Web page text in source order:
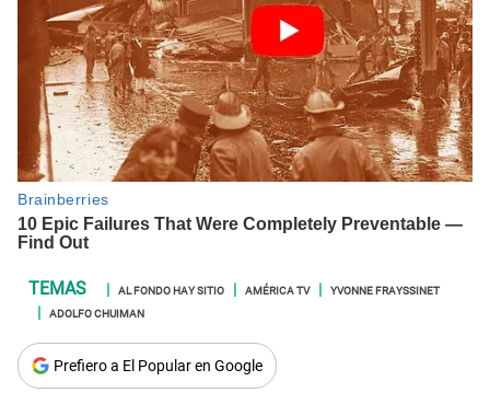
AL FONDO HAY SITIO AMÉRICA TV
YVONNE FRAYSSINET
ADOLFO CHUIMAN
Prefiero a El Popular en Google